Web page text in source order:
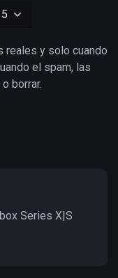
reales y solo cuando
el spam, las
borrar.
Series X|S